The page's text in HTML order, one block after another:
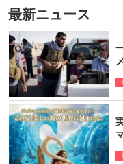
最新ニュース